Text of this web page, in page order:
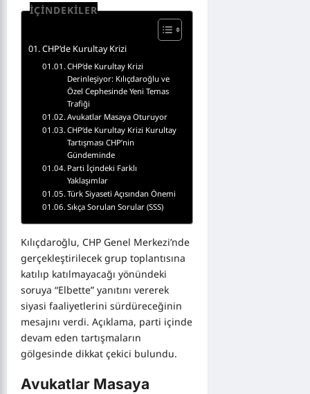
İÇİNDEKİLER
CHP’de Kurultay Krizi
CHP’de Kurultay Krizi
Derinleşiyor: Kılıçdaroğlu ve
Özel Cephesinde Yeni Temas
Trafiği
Avukatlar Masaya Oturuyor
CHP’de Kurultay Krizi Kurultay
Tartışması CHP’nin
Gündeminde
Parti İçindeki Farklı
Yaklaşımlar
Türk Siyaseti Açısından Önemi
Sıkça Sorulan Sorular (SSS)
Kılıçdaroğlu, CHP Genel Merkezi’nde
gerçekleştirilecek grup toplantısına
katılıp katılmayacağı yönündeki
soruya “Elbette” yanıtını vererek
siyasi faaliyetlerini sürdüreceğinin
mesajını verdi. Açıklama, parti içinde
devam eden tartışmaların
gölgesinde dikkat çekici bulundu.
Avukatlar Masaya